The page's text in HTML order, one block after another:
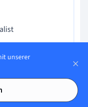
mit über drei
Curriculum-
auch im
unserer